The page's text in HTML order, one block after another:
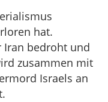
hat.
Iran bedroht und
zusammen mit
Israels an